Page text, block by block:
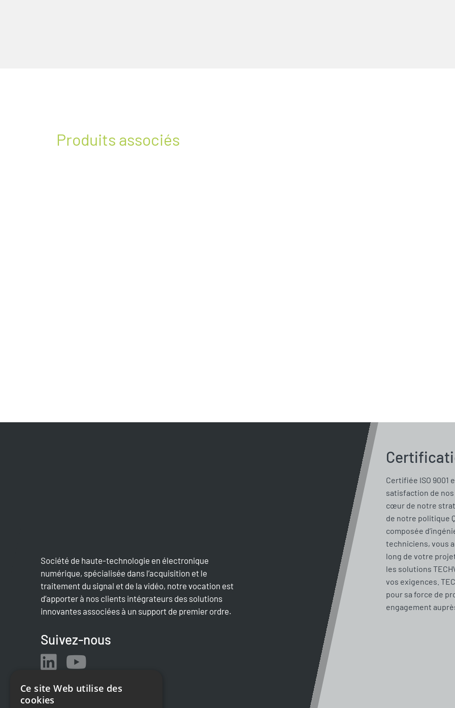
Produits associés
Société de haute-technologie en électronique
numérique, spécialisée dans l’acquisition et le
traitement du signal et de la vidéo, notre vocation est
d’apporter à nos clients intégrateurs des solutions
innovantes associées à un support de premier ordre.
Suivez-nous
Certifiée ISO 9001
satisfaction de
cœur de notre
de notre politique
composée
techniciens, vous
long de votre
les solutions
vos exigences.
pour sa force de
engagement
Ce site Web utilise des
cookies